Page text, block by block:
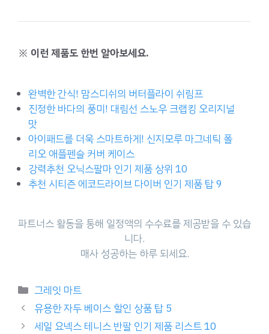
※ 이런 제품도 한번 알아보세요.
완벽한 간식! 맘스디쉬의 버터플라이 쉬림프
진정한 바다의 풍미! 대림선 스노우 크랩킹 오리지널
맛
아이패드를 더욱 스마트하게! 신지모루 마그네틱 폴
리오 애플펜슬 커버 케이스
강력추천 오닉스팔마 인기 제품 상위 10
추천 시티즌 에코드라이브 다이버 인기 제품 탑 9
파트너스 활동을 통해 일정액의 수수료를 제공받을 수 있습
니다.
매사 성공하는 하루 되세요.
Categories
그레잇 마트
유용한 자두 베이스 할인 상품 탑 5
세일 요넥스 테니스 반팔 인기 제품 리스트 10